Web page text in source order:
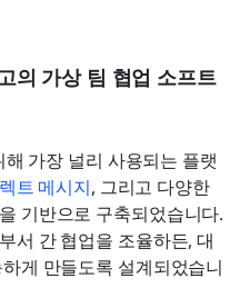
의 가상 팀 협업 소프트
가장 널리 사용되는 플랫
트 메시지, 그리고 다양한
기반으로 구축되었습니다.
서 간 협업을 조율하든, 대
게 만들도록 설계되었습니